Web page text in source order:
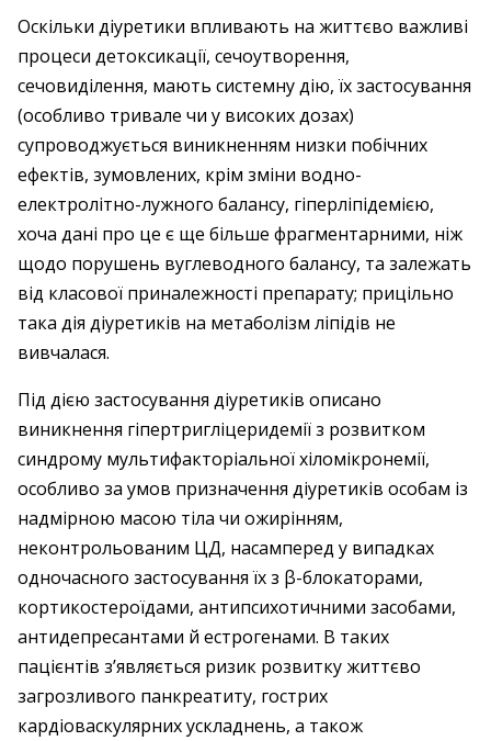
Оскільки діуретики впливають на життєво важливі
процеси детоксикації, сечоутворення,
сечовиділення, мають системну дію, їх застосування
(особливо тривале чи у високих дозах)
супроводжується виникненням низки побічних
ефектів, зумовлених, крім зміни водно-
електролітно-лужного балансу, гіперліпідемією,
хоча дані про це є ще більше фрагментарними, ніж
щодо порушень вуглеводного балансу, та залежать
від класової приналежності препарату; прицільно
така дія діуретиків на метаболізм ліпідів не
вивчалася.
Під дією застосування діуретиків описано
виникнення гіпертригліцеридемії з розвитком
синдрому мультифакторіальної хіломікронемії,
особливо за умов призначення діуретиків особам із
надмірною масою тіла чи ожирінням,
неконтрольованим ЦД, насамперед у випадках
одночасного застосування їх з β-блокаторами,
кортикостероїдами, антипсихотичними засобами,
антидепресантами й естрогенами. В таких
пацієнтів з’являється ризик розвитку життєво
загрозливого панкреатиту, гострих
кардіоваскулярних ускладнень, а також